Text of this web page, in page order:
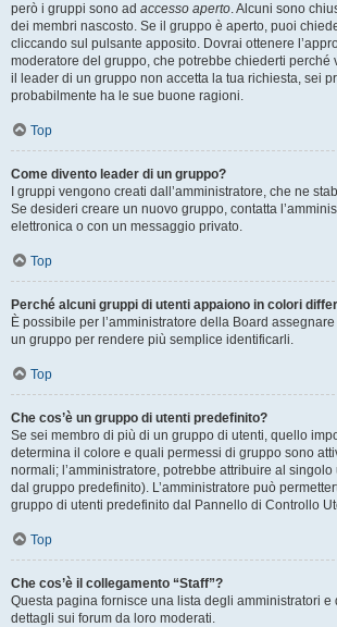
però i gruppi sono ad accesso aperto. Alcuni sono
dei membri nascosto. Se il gruppo è aperto, puoi
cliccando sul pulsante apposito. Dovrai ottenere
moderatore del gruppo, che potrebbe chiederti perché
il leader di un gruppo non accetta la tua richiesta, sei
probabilmente ha le sue buone ragioni.
Top
Come divento leader di un gruppo?
I gruppi vengono creati dall’amministratore, che ne
Se desideri creare un nuovo gruppo, contatta
elettronica o con un messaggio privato.
Top
Perché alcuni gruppi di utenti appaiono in colori
È possibile per l’amministratore della Board
un gruppo per rendere più semplice identificarli.
Top
Che cos’è un gruppo di utenti predefinito?
Se sei membro di più di un gruppo di utenti, quello
determina il colore e quali permessi di gruppo sono
normali; l’amministratore, potrebbe attribuire al
dal gruppo predefinito). L’amministratore può
gruppo di utenti predefinito dal Pannello di Controllo
Top
Che cos’è il collegamento “Staff”?
Questa pagina fornisce una lista degli amministratori
dettagli sui forum da loro moderati.